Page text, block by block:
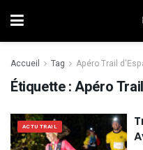
Accueil Tag Apéro Trail
Étiquette :Apéro
ACTU TRAIL